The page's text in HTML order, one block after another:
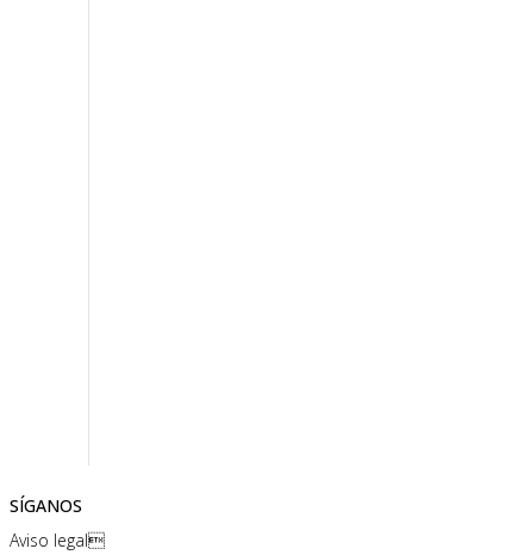
SÍGANOS
Aviso legal